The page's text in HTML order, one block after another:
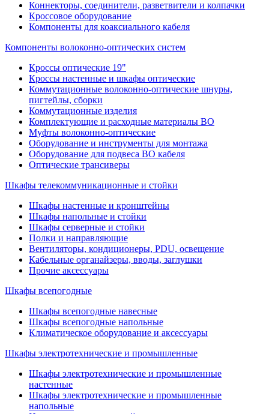
Коннекторы, соединители, разветвители и колпачки
Кроссовое оборудование
Компоненты для коаксиального кабеля
Компоненты волоконно-оптических систем
Кроссы оптические 19"
Кроссы настенные и шкафы оптические
Коммутационные волоконно-оптические шнуры,
пигтейлы, сборки
Коммутационные изделия
Комплектующие и расходные материалы ВО
Муфты волоконно-оптические
Оборудование и инструменты для монтажа
Оборудование для подвеса ВО кабеля
Оптические трансиверы
Шкафы телекоммуникационные и стойки
Шкафы настенные и кронштейны
Шкафы напольные и стойки
Шкафы серверные и стойки
Полки и направляющие
Вентиляторы, кондиционеры, PDU, освещение
Кабельные органайзеры, вводы, заглушки
Прочие аксеcсуары
Шкафы всепогодные
Шкафы всепогодные навесные
Шкафы всепогодные напольные
Климатическое оборудование и аксессуары
Шкафы электротехнические и промышленные
Шкафы электротехнические и промышленные
настенные
Шкафы электротехнические и промышленные
напольные